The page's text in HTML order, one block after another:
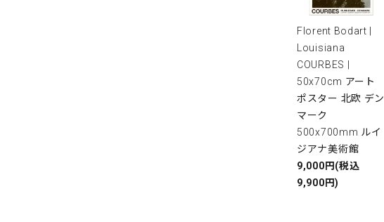
Florent Bodart |
Louisiana
COURBES |
50x70cm アート
ポスター 北欧 デン
マーク
500x700mm ルイ
ジアナ美術館
9,000円(税込
9,900円)